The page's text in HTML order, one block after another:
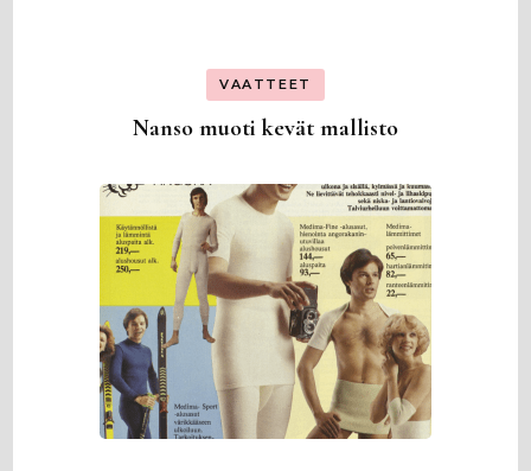
VAATTEET
Nanso muoti kevät mallisto